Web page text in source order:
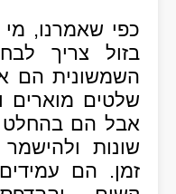
כפי שאמרנו,
בזול צריך
השמשונית הם
שלטים מוארים
אבל הם בהחלט
שונות
זמן. הם